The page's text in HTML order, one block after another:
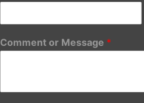
Comment or Message *